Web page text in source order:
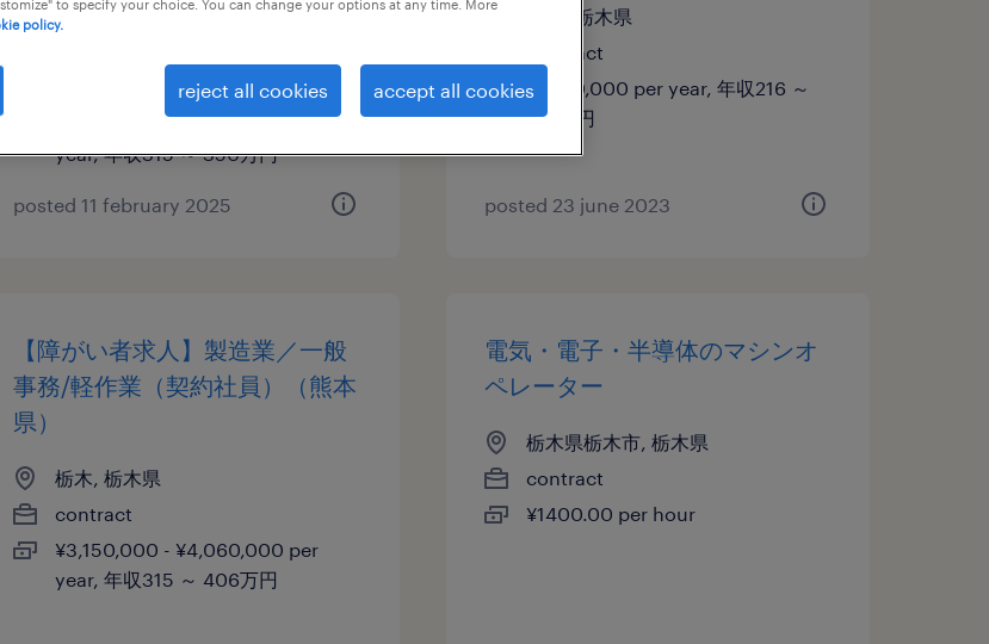
¥3,150,000 - ¥3,500,000 per
year, 年収315 ～ 350万円
posted 11 february 2025
栃木, 栃木県
contract
¥2,160,000 per year, 年収216 ～
216万円
posted 23 june 2023
【障がい者求人】製造業／一般
事務/軽作業（契約社員）（熊本
県）
栃木, 栃木県
contract
¥3,150,000 - ¥4,060,000 per
year, 年収315 ～ 406万円
電気・電子・半導体のマシンオ
ペレーター
栃木県栃木市, 栃木県
contract
¥1400.00 per hour
to specify your choice. You can change your options at any time. More
policy.
reject all cookies accept all cookies